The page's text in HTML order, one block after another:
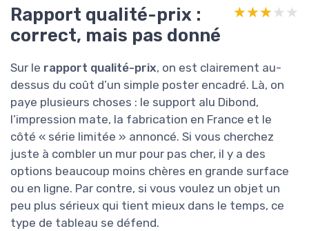
Rapport qualité-prix :
correct, mais pas donné
★★★★★
★★★★★
Sur le rapport qualité-prix, on est clairement au-
dessus du coût d’un simple poster encadré. Là, on
paye plusieurs choses : le support alu Dibond,
l’impression mate, la fabrication en France et le
côté « série limitée » annoncé. Si vous cherchez
juste à combler un mur pour pas cher, il y a des
options beaucoup moins chères en grande surface
ou en ligne. Par contre, si vous voulez un objet un
peu plus sérieux qui tient mieux dans le temps, ce
type de tableau se défend.